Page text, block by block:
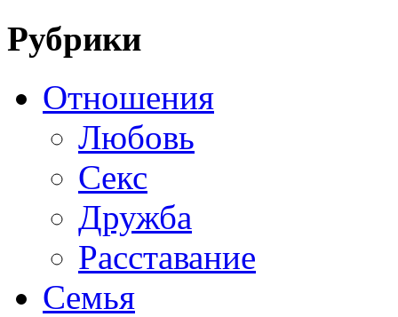
Рубрики
Отношения
Любовь
Секс
Дружба
Расставание
Семья